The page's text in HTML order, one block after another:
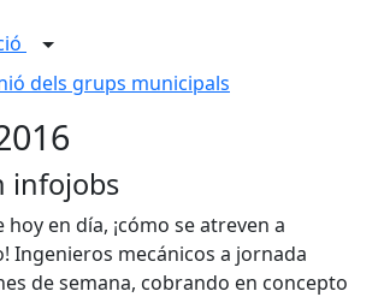
dels grups municipals
infojobs
hoy en día, ¡cómo se atreven a
Ingenieros mecánicos a jornada
de semana, cobrando en concepto